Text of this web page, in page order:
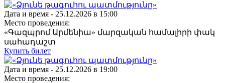
Дата и время - 25.12.2026 в 15:00
Место проведения:
«Գազպրոմ Արմենիա» մարզական համալիրի փակ
սահադաշտ
Купить билет
Дата и время - 25.12.2026 в 19:00
Место проведения: